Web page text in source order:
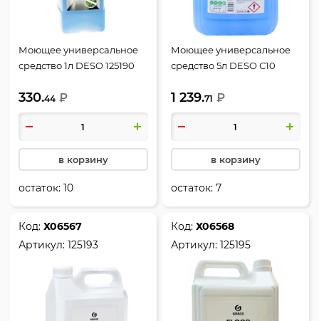
Моющее универсальное
средство 1л DESO 125190
330.44 ₽
в корзину
остаток:10
Моющее универсальное
средство 5л DESO С10
1 239.71 ₽
в корзину
остаток:7
Код:Х06567
Артикул:125193
Код:Х06568
Артикул:125195